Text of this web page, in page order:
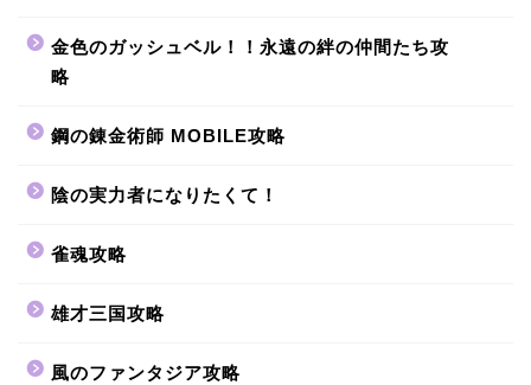
金色のガッシュベル！！永遠の絆の仲間たち攻
略
鋼の錬金術師 MOBILE攻略
陰の実力者になりたくて！
雀魂攻略
雄才三国攻略
風のファンタジア攻略